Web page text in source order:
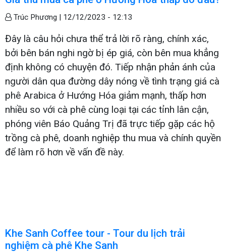
Trúc Phương | 12/12/2023 - 12:13
Đây là câu hỏi chưa thể trả lời rõ ràng, chính xác,
bởi bên bán nghi ngờ bị ép giá, còn bên mua khẳng
định không có chuyện đó. Tiếp nhận phản ánh của
người dân qua đường dây nóng về tình trạng giá cà
phê Arabica ở Hướng Hóa giảm mạnh, thấp hơn
nhiều so với cà phê cùng loại tại các tỉnh lân cận,
phóng viên Báo Quảng Trị đã trực tiếp gặp các hộ
trồng cà phê, doanh nghiệp thu mua và chính quyền
để làm rõ hơn về vấn đề này.
Khe Sanh Coffee tour - Tour du lịch trải
nghiệm cà phê Khe Sanh